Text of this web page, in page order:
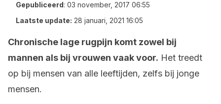
Gepubliceerd: 03 november, 2017 06:55
Laatste update: 28 januari, 2021 16:05
Chronische lage rugpijn komt zowel bij
mannen als bij vrouwen vaak voor. Het treedt
op bij mensen van alle leeftijden, zelfs bij jonge
mensen.